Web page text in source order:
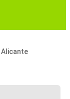
Alicante